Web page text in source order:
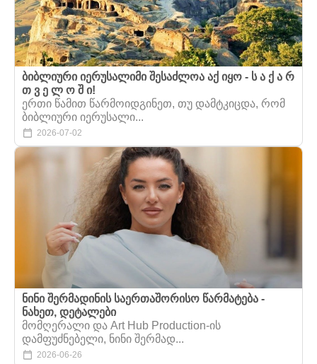
ბიბლიური იერუსალიმი შესაძლოა აქ იყო - ს ა ქ ა რ
თ ვ ე ლ ო შ ი!
ერთი წამით წარმოიდგინეთ, თუ დამტკიცდა, რომ
ბიბლიური იერუსალი...
2026-07-02
ნინი შერმადინის საერთაშორისო წარმატება -
ნახეთ, დეტალები
მომღერალი და Art Hub Production-ის
დამფუძნებელი, ნინი შერმად...
2026-06-26